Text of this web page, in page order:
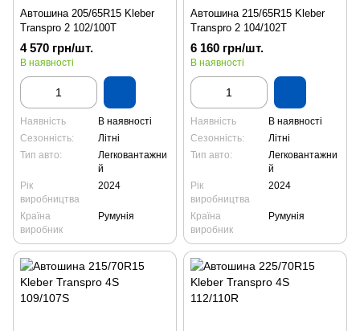
Автошина 205/65R15 Kleber
Transpro 2 102/100T
4 570 грн/шт.
В наявності
Наявність
В наявності
Сезонність:
Літні
Тип авто:
Легковантажни
й
Рік
виробництва
2024
Країна
виробник
Румунія
Автошина 215/65R15 Kleber
Transpro 2 104/102T
6 160 грн/шт.
В наявності
Наявність
В наявності
Сезонність:
Літні
Тип авто:
Легковантажни
й
Рік
виробництва
2024
Країна
виробник
Румунія